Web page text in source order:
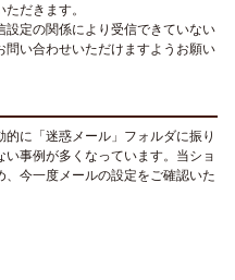
だきます。
定の関係により受信できていない
い合わせいただけますようお願い
に「迷惑メール」フォルダに振り
事例が多くなっています。当ショ
今一度メールの設定をご確認いた